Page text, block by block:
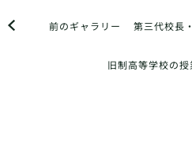
前のギャラリー 第三代校長
旧制高等学校の授